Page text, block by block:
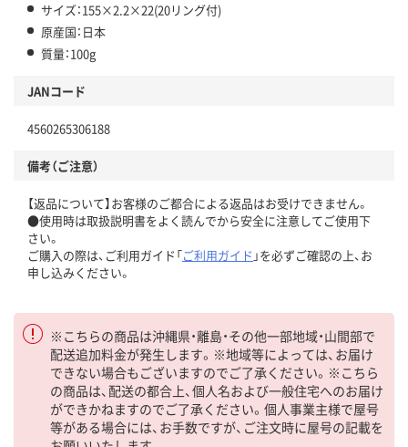
サイズ：155×2.2×22(20リング付)
原産国：日本
質量：100g
JANコード
4560265306188
備考（ご注意）
【返品について】お客様のご都合による返品はお受けできません。
●使用時は取扱説明書をよく読んでから安全に注意してご使用下
さい。
ご購入の際は、ご利用ガイド「ご利用ガイド 」を必ずご確認の上、お
申し込みください。
※こちらの商品は沖縄県・離島・その他一部地域・山間部で
配送追加料金が発生します。※地域等によっては、お届け
できない場合もございますのでご了承ください。※こちら
の商品は、配送の都合上、個人名および一般住宅へのお届け
ができかねますのでご了承ください。個人事業主様で屋号
等がある場合には、お手数ですが、ご注文時に屋号の記載を